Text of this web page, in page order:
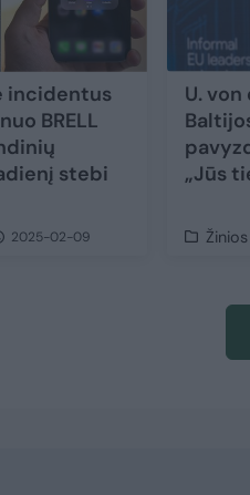
incidentus
BRELL
stebi
2025-02-09
U.
„Jūs
Žinios